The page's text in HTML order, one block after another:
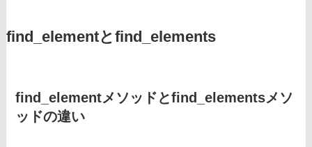
find_elementとfind_elements
find_elementメソッドとfind_elementsメソ
ッドの違い